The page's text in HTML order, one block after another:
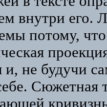
внутри его.
потому,
и, не будучи
Сюжетная